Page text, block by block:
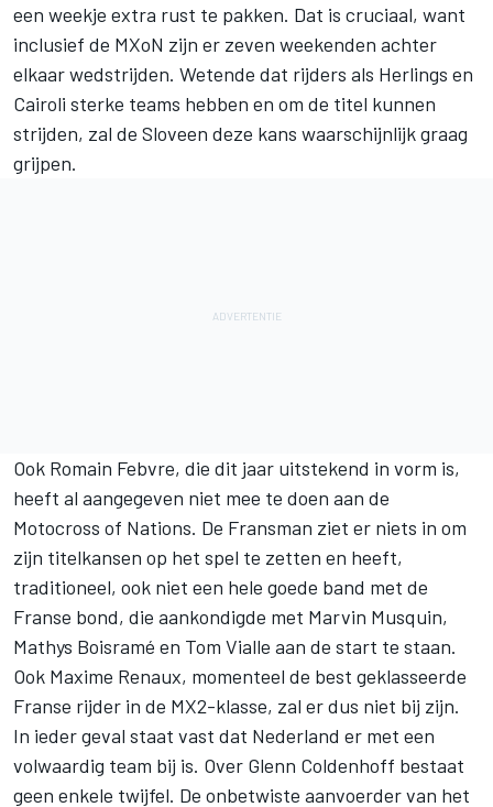
een weekje extra rust te pakken. Dat is cruciaal, want
inclusief de MXoN zijn er zeven weekenden achter
elkaar wedstrijden. Wetende dat rijders als Herlings en
Cairoli sterke teams hebben en om de titel kunnen
strijden, zal de Sloveen deze kans waarschijnlijk graag
grijpen.
Ook Romain Febvre, die dit jaar uitstekend in vorm is,
heeft al aangegeven niet mee te doen aan de
Motocross of Nations. De Fransman ziet er niets in om
zijn titelkansen op het spel te zetten en heeft,
traditioneel, ook niet een hele goede band met de
Franse bond, die aankondigde met Marvin Musquin,
Mathys Boisramé en Tom Vialle aan de start te staan.
Ook Maxime Renaux, momenteel de best geklasseerde
Franse rijder in de MX2-klasse, zal er dus niet bij zijn.
In ieder geval staat vast dat Nederland er met een
volwaardig team bij is. Over Glenn Coldenhoff bestaat
geen enkele twijfel. De onbetwiste aanvoerder van het